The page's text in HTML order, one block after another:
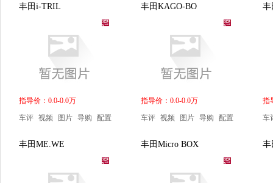
丰田i-TRIL
指导价：0.0-0.0万
车评 视频 图片 导购 配置
丰田KAGO-BO
指导价：0.0-0.0万
车评 视频 图片 导购 配置
丰
指
车
丰田ME.WE 丰田Micro BOX 丰